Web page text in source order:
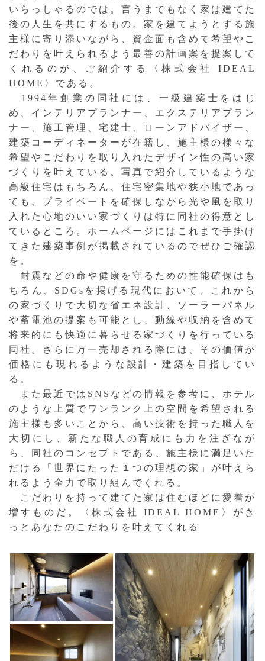
いらっしゃるのでは。言うまでもなく家は建てた
後の人生を共にするもの。家を建てようとする施
主様に寄り添いながら、資金面も含めて希望やこ
だわりを叶えられるよう最善の計画案を提案して
くれるのが、ご紹介する〈株式会社 IDEAL
HOME〉である。
1994年創業の同社には、一級建築士をはじ
め、インテリアプランナー、エクステリアプラン
ナー、施工管理、宅建士、ローンアドバイザー、
建築コーディネーターが在籍し、施主様の様々な
希望やこだわりを取り入れたデザイン性の高い家
づくりを叶えている。写真で紹介しているような
高級住宅はもちろん、住宅密集地や狭小地であっ
ても、プライベートを確保しながら光や風を取り
入れた心地のいい家づくりは特に同社の得意とし
ているところ。ホームページにはこれまで手掛け
てきた建築事例が掲載されているのでぜひご確認
を。
耐震などの命や健康を守るための性能確保はも
ちろん、SDGsを掲げる現代において、これから
の家づくりで大切な省エネ設計、ソーラーパネル
や蓄電池の提案も可能とし、動線や収納を含めて
将来的にも快適に暮らせる家づくりを行っている
同社。さらに万一売却される際には、その価値が
価格にも現れるような設計・建築を目指してい
る。
また最近ではSNSなどの情報を参考に、ホテル
のような上質でワンランク上の空間を希望される
施主様も多いことから、高い技術を持った職人を
大切にし、新たな職人の育成にも力を注ぎなが
ら、同社のコンセプトである、施主様に満足いた
だける「世界にたった１つの理想の家」が叶えら
れるよう全力で取り組んでくれる。
こだわりを持って建てた家は住むほどに愛着が
増すものだ。〈株式会社 IDEAL HOME〉がき
っとあなたのこだわりを叶えてくれる